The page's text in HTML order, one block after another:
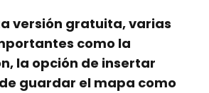
versión gratuita, varias
como la
la opción de insertar
guardar el mapa como